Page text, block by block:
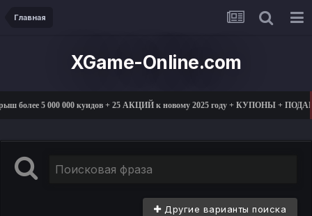
Главная
XGame-Online.com
более 5 000 000 куидов + 25 АКЦИЙ к новому 2025 году + КУПОНЫ +
Другие варианты поиска